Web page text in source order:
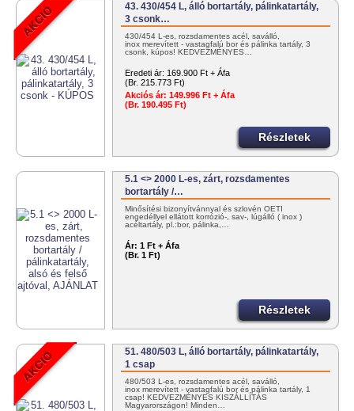
43. 430/454 L, álló bortartály, pálinkatartály,
3 csonk…
430/454 L-es, rozsdamentes acél, saválló,
inox merevített - vastagfalú bor és pálinka tartály, 3
csonk, kúpos! KEDVEZMÉNYES…
Eredeti ár: 169.900 Ft + Áfa
(Br. 215.773 Ft)
Akciós ár: 149.996 Ft + Áfa
(Br. 190.495 Ft)
Részletek
5.1 <> 2000 L-es, zárt, rozsdamentes
bortartály /…
Minősítési bizonyítvánnyal és szlovén OÉTI
engedéllyel ellátott korrózió-, sav-, lúgálló ( inox )
acéltartály, pl.:bor, pálinka,…
Ár: 1 Ft + Áfa
(Br. 1 Ft)
Részletek
51. 480/503 L, álló bortartály, pálinkatartály,
1 csap
480/503 L-es, rozsdamentes acél, saválló,
inox merevített - vastagfalú bor és pálinka tartály, 1
csap! KEDVEZMÉNYES KISZÁLLÍTÁS
Magyarországon! Minden…